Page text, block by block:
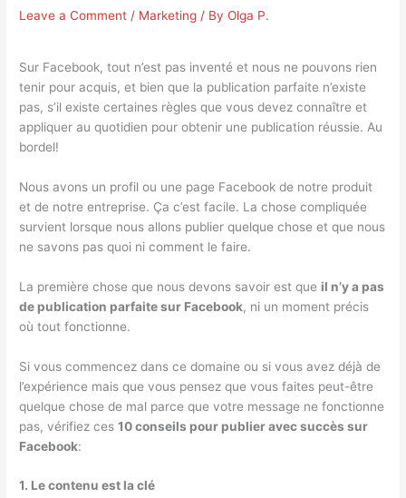
Leave a Comment / Marketing / ByOlga P.
Sur Facebook, tout n’est pas inventé et nous ne pouvons rien
tenir pour acquis, et bien que la publication parfaite n’existe
pas, s’il existe certaines règles que vous devez connaître et
appliquer au quotidien pour obtenir une publication réussie. Au
bordel!
Nous avons un profil ou une page Facebook de notre produit
et de notre entreprise. Ça c’est facile. La chose compliquée
survient lorsque nous allons publier quelque chose et que nous
ne savons pas quoi ni comment le faire.
La première chose que nous devons savoir est que il n’y a pas
de publication parfaite sur Facebook, ni un moment précis
où tout fonctionne.
Si vous commencez dans ce domaine ou si vous avez déjà de
l’expérience mais que vous pensez que vous faites peut-être
quelque chose de mal parce que votre message ne fonctionne
pas, vérifiez ces10 conseils pour publier avec succès sur
Facebook:
1. Le contenu est la clé